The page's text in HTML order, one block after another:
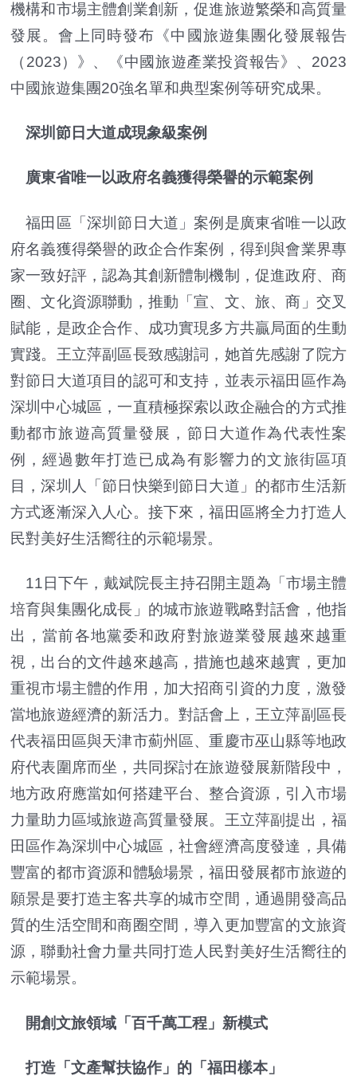
機構和市場主體創業創新，促進旅遊繁榮和高質量
發展。會上同時發布《中國旅遊集團化發展報告
（2023）》、《中國旅遊產業投資報告》、2023
中國旅遊集團20強名單和典型案例等研究成果。
深圳節日大道成現象級案例
廣東省唯一以政府名義獲得榮譽的示範案例
福田區「深圳節日大道」案例是廣東省唯一以政
府名義獲得榮譽的政企合作案例，得到與會業界專
家一致好評，認為其創新體制機制，促進政府、商
圈、文化資源聯動，推動「宣、文、旅、商」交叉
賦能，是政企合作、成功實現多方共贏局面的生動
實踐。王立萍副區長致感謝詞，她首先感謝了院方
對節日大道項目的認可和支持，並表示福田區作為
深圳中心城區，一直積極探索以政企融合的方式推
動都市旅遊高質量發展，節日大道作為代表性案
例，經過數年打造已成為有影響力的文旅街區項
目，深圳人「節日快樂到節日大道」的都市生活新
方式逐漸深入人心。接下來，福田區將全力打造人
民對美好生活嚮往的示範場景。
11日下午，戴斌院長主持召開主題為「市場主體
培育與集團化成長」的城市旅遊戰略對話會，他指
出，當前各地黨委和政府對旅遊業發展越來越重
視，出台的文件越來越高，措施也越來越實，更加
重視市場主體的作用，加大招商引資的力度，激發
當地旅遊經濟的新活力。對話會上，王立萍副區長
代表福田區與天津市薊州區、重慶市巫山縣等地政
府代表圍席而坐，共同探討在旅遊發展新階段中，
地方政府應當如何搭建平台、整合資源，引入市場
力量助力區域旅遊高質量發展。王立萍副提出，福
田區作為深圳中心城區，社會經濟高度發達，具備
豐富的都市資源和體驗場景，福田發展都市旅遊的
願景是要打造主客共享的城市空間，通過開發高品
質的生活空間和商圈空間，導入更加豐富的文旅資
源，聯動社會力量共同打造人民對美好生活嚮往的
示範場景。
開創文旅領域「百千萬工程」新模式
打造「文產幫扶協作」的「福田樣本」